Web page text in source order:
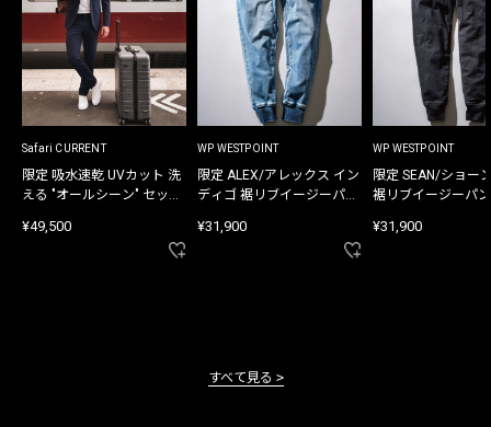
Safari CURRENT
限定 吸水速乾 UVカット 洗
える "オールシーン" セット
¥49,500
WP WESTPOINT
限定 ALEX/アレックス イン
ディゴ 裾リブイージーパン
¥31,900
WP WESTPOINT
限定 SEAN/ショー
裾リブイージーパ
¥31,900
すべて見る